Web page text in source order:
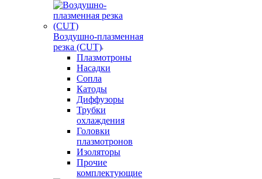
Воздушно-плазменная
резка (CUT)
Плазмотроны
Насадки
Сопла
Катоды
Диффузоры
Трубки
охлаждения
Головки
плазмотронов
Изоляторы
Прочие
комплектующие